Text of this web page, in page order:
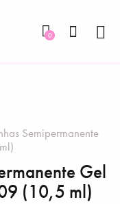
0
Semipermanente
Gel
(10,5 ml)